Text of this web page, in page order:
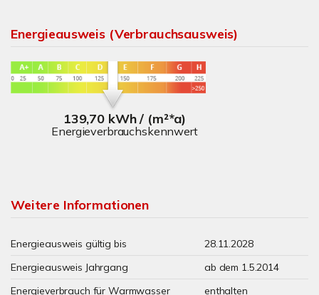
Energieausweis (Verbrauchsausweis)
139,70 kWh / (m²*a)
Energieverbrauchskennwert
Weitere Informationen
Energieausweis gültig bis
28.11.2028
Energieausweis Jahrgang
ab dem 1.5.2014
Energieverbrauch für Warmwasser
enthalten